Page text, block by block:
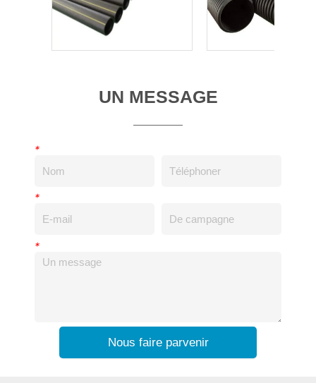
UN MESSAGE
*
*
*
Nous faire parvenir